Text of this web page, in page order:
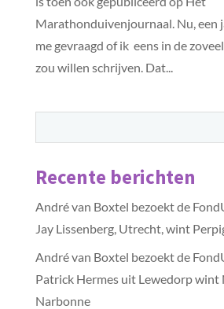
Marathonduivenjournaal. Nu, een
me gevraagd of ik eens in de
zou willen schrijven. Dat...
Recente berichten
André van Boxtel bezoekt de
Jay Lissenberg, Utrecht, wint
André van Boxtel bezoekt de
Patrick Hermes uit Lewedorp wint
Narbonne